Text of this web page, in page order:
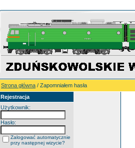
Strona główna / Zapomniałem hasła
Rejestracja
Użytkownik:
Hasło:
Zalogować automatycznie
przy następnej wizycie?